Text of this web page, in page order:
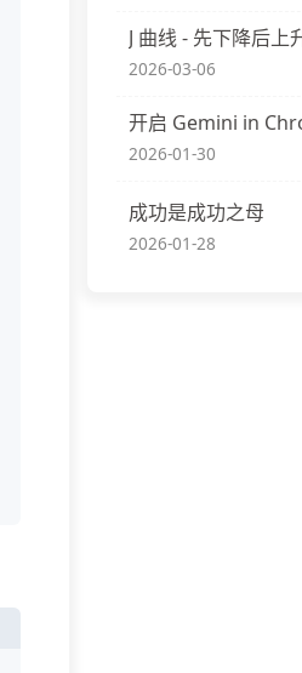
J 曲线 - 先下降后上
2026-03-06
开启 Gemini in
2026-01-30
成功是成功之母
2026-01-28